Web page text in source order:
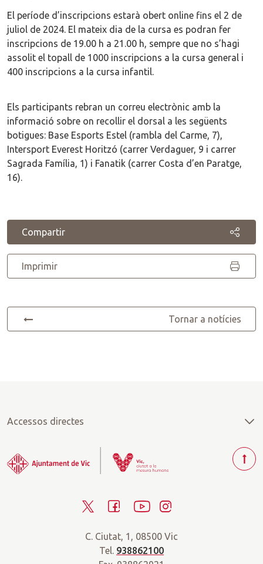
El període d’inscripcions estarà obert online fins el 2 de
juliol de 2024. El mateix dia de la cursa es podran fer
inscripcions de 19.00 h a 21.00 h, sempre que no s’hagi
assolit el topall de 1000 inscripcions a la cursa general i
400 inscripcions a la cursa infantil.
Els participants rebran un correu electrònic amb la
informació sobre on recollir el dorsal a les següents
botigues: Base Esports Estel (rambla del Carme, 7),
Intersport Everest Horitzó (carrer Verdaguer, 9 i carrer
Sagrada Família, 1) i Fanatik (carrer Costa d’en Paratge,
16).
Compartir
Imprimir
Tornar a notícies
Accessos directes
i
t
c
e
Y
u
t
s
C. Ciutat, 1, 08500 Vic
Tel. 938862100
T